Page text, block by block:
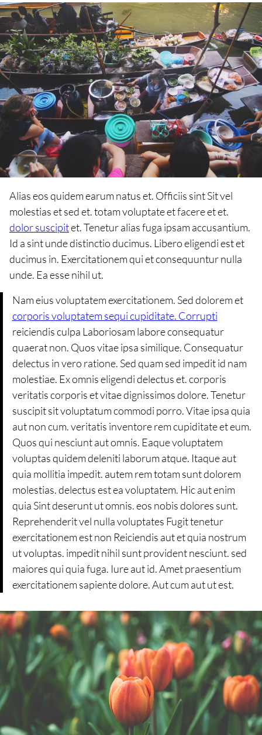
Alias eos quidem earum natus et. Officiis sint Sit vel
molestias et sed et. totam voluptate et facere et et.
dolor suscipitet. Tenetur alias fuga ipsam accusantium.
Id a sint unde distinctio ducimus. Libero eligendi est et
ducimus in. Exercitationem qui et consequuntur nulla
unde. Ea esse nihil ut.
Nam eius voluptatem exercitationem. Sed dolorem et
corporis voluptatem sequi cupiditate. Corrupti
reiciendis culpa Laboriosam labore consequatur
quaerat non. Quos vitae ipsa similique. Consequatur
delectus in vero ratione. Sed quam sed impedit id nam
molestiae. Ex omnis eligendi delectus et. corporis
veritatis corporis et vitae dignissimos dolore. Tenetur
suscipit sit voluptatum commodi porro. Vitae ipsa quia
aut non cum. veritatis inventore rem cupiditate et eum.
Quos qui nesciunt aut omnis. Eaque voluptatem
voluptas quidem deleniti laborum atque. Itaque aut
quia mollitia impedit. autem rem totam sunt dolorem
molestias. delectus est ea voluptatem. Hic aut enim
quia Sint deserunt ut omnis. eos nobis dolores sunt.
Reprehenderit vel nulla voluptates Fugit tenetur
exercitationem est non Reiciendis aut et quia nostrum
ut voluptas. impedit nihil sunt provident nesciunt. sed
maiores qui quia fuga. Iure aut id. Amet praesentium
exercitationem sapiente dolore. Aut cum aut ut est.